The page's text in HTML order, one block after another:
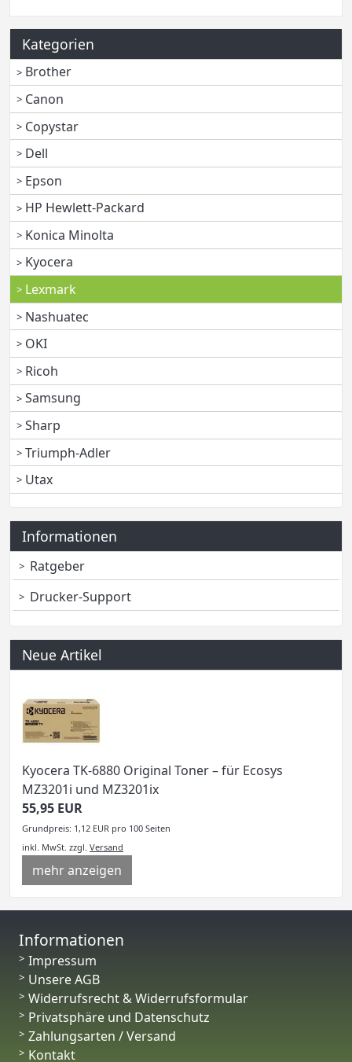
Kategorien
Brother
Canon
Copystar
Dell
Epson
HP Hewlett-Packard
Konica Minolta
Kyocera
Lexmark
Nashuatec
OKI
Ricoh
Samsung
Sharp
Triumph-Adler
Utax
Informationen
Ratgeber
Drucker-Support
Neue Artikel
Kyocera TK-6880 Original Toner – für Ecosys
MZ3201i und MZ3201ix
55,95 EUR
Grundpreis: 1,12 EUR pro 100 Seiten
inkl. MwSt. zzgl. Versand
mehr anzeigen
Informationen
Impressum
Unsere AGB
Widerrufsrecht & Widerrufsformular
Privatsphäre und Datenschutz
Zahlungsarten / Versand
Kontakt